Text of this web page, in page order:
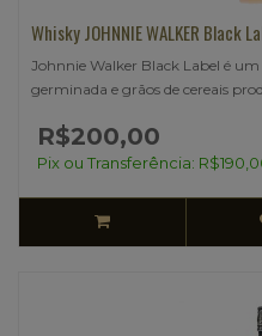
Whisky JOHNNIE WALKER Black
Johnnie Walker Black Label é um
germinada e grãos de cereais
R$200,00
Pix ou Transferência: